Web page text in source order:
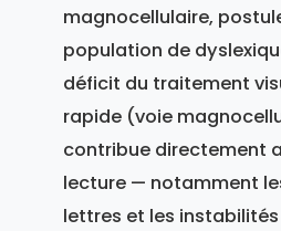
magnocellulaire,
population de
déficit du traitement
rapide (voie
contribue directement
lecture — notamment
lettres et les